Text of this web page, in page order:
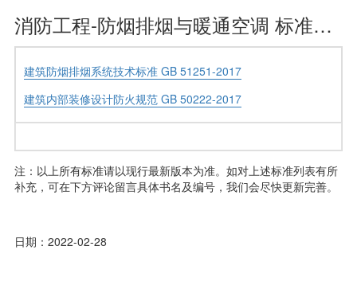
消防工程-防烟排烟与暖通空调 标准大全
建筑防烟排烟系统技术标准 GB 51251-2017
建筑内部装修设计防火规范 GB 50222-2017
注：以上所有标准请以现行最新版本为准。如对上述标准列表有所
补充，可在下方评论留言具体书名及编号，我们会尽快更新完善。
日期：2022-02-28